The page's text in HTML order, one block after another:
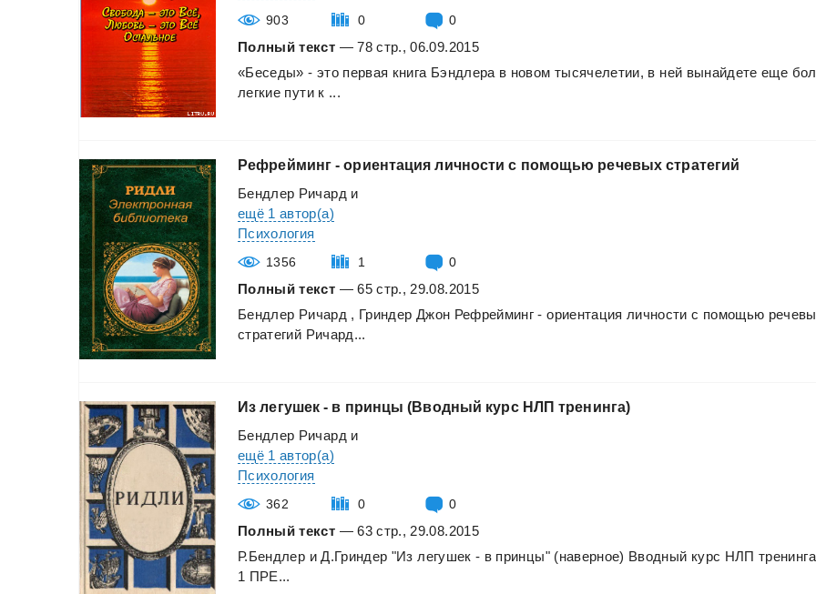
903 0 0
Полный текст — 78 стр., 06.09.2015
«Беседы» - это первая книга Бэндлера в новом тысячелетии, в ней вынайдете еще
легкие пути к ...
Рефрейминг - ориентация личности с помощью речевых стратегий
Бендлер Ричард и
ещё 1 автор(а)
Психология
1356 1 0
Полный текст — 65 стр., 29.08.2015
Бендлер Ричард , Гриндер Джон Рефрейминг - ориентация личности с помощью
стратегий Ричард...
Из легушек - в принцы (Вводный курс НЛП тренинга)
Бендлер Ричард и
ещё 1 автор(а)
Психология
362 0 0
Полный текст — 63 стр., 29.08.2015
Р.Бендлер и Д.Гриндер "Из легушек - в принцы" (наверное) Вводный курс НЛП тренинга
1 ПРЕ...